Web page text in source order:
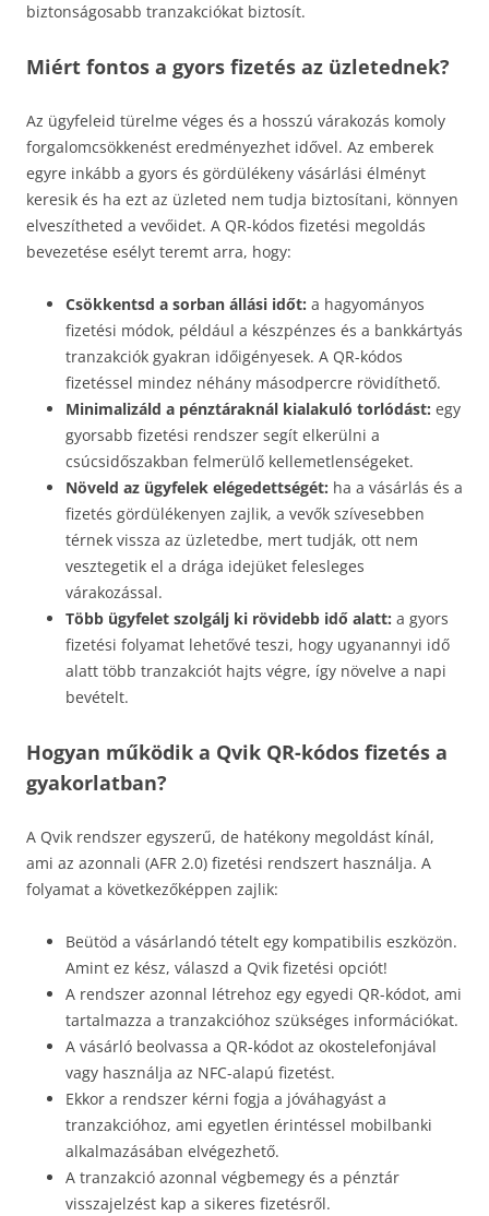
biztonságosabb tranzakciókat biztosít.
Miért fontos a gyors fizetés az üzletednek?
Az ügyfeleid türelme véges és a hosszú várakozás komoly
forgalomcsökkenést eredményezhet idővel. Az emberek
egyre inkább a gyors és gördülékeny vásárlási élményt
keresik és ha ezt az üzleted nem tudja biztosítani, könnyen
elveszítheted a vevőidet. A QR-kódos fizetési megoldás
bevezetése esélyt teremt arra, hogy:
Csökkentsd a sorban állási időt: a hagyományos
fizetési módok, például a készpénzes és a bankkártyás
tranzakciók gyakran időigényesek. A QR-kódos
fizetéssel mindez néhány másodpercre rövidíthető.
Minimalizáld a pénztáraknál kialakuló torlódást: egy
gyorsabb fizetési rendszer segít elkerülni a
csúcsidőszakban felmerülő kellemetlenségeket.
Növeld az ügyfelek elégedettségét: ha a vásárlás és a
fizetés gördülékenyen zajlik, a vevők szívesebben
térnek vissza az üzletedbe, mert tudják, ott nem
vesztegetik el a drága idejüket felesleges
várakozással.
Több ügyfelet szolgálj ki rövidebb idő alatt: a gyors
fizetési folyamat lehetővé teszi, hogy ugyanannyi idő
alatt több tranzakciót hajts végre, így növelve a napi
bevételt.
Hogyan működik a Qvik QR-kódos fizetés a
gyakorlatban?
A Qvik rendszer egyszerű, de hatékony megoldást kínál,
ami az azonnali (AFR 2.0) fizetési rendszert használja. A
folyamat a következőképpen zajlik:
Beütöd a vásárlandó tételt egy kompatibilis eszközön.
Amint ez kész, válaszd a Qvik fizetési opciót!
A rendszer azonnal létrehoz egy egyedi QR-kódot, ami
tartalmazza a tranzakcióhoz szükséges információkat.
A vásárló beolvassa a QR-kódot az okostelefonjával
vagy használja az NFC-alapú fizetést.
Ekkor a rendszer kérni fogja a jóváhagyást a
tranzakcióhoz, ami egyetlen érintéssel mobilbanki
alkalmazásában elvégezhető.
A tranzakció azonnal végbemegy és a pénztár
visszajelzést kap a sikeres fizetésről.